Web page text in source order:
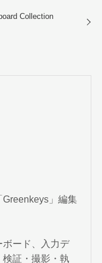
Collection
」編集
ボード、入力デ
証・撮影・執